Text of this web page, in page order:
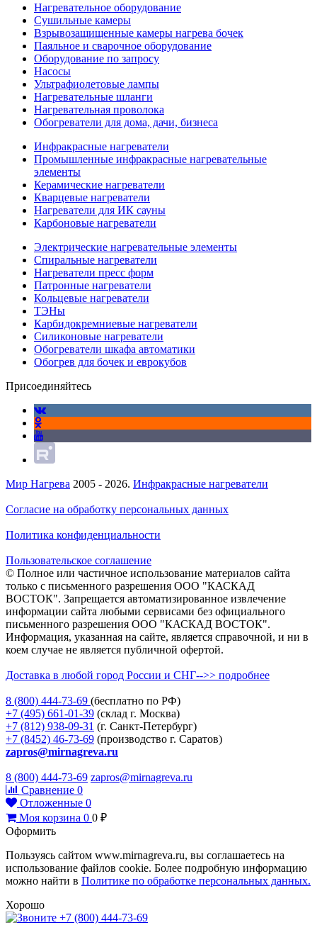
Нагревательное оборудование
Сушильные камеры
Взрывозащищенные камеры нагрева бочек
Паяльное и сварочное оборудование
Оборудование по запросу
Насосы
Ультрафиолетовые лампы
Нагревательные шланги
Нагревательная проволока
Обогреватели для дома, дачи, бизнеса
Инфракрасные нагреватели
Промышленные инфракрасные нагревательные
элементы
Керамические нагреватели
Кварцевые нагреватели
Нагреватели для ИК сауны
Карбоновые нагреватели
Электрические нагревательные элементы
Спиральные нагреватели
Нагреватели пресс форм
Патронные нагреватели
Кольцевые нагреватели
ТЭНы
Карбидокремниевые нагреватели
Силиконовые нагреватели
Обогреватели шкафа автоматики
Обогрев для бочек и еврокубов
Присоединяйтесь
Мир Нагрева 2005 - 2026. Инфракрасные нагреватели
Согласие на обработку персональных данных
Политика конфиденциальности
Пользовательское соглашение
© Полное или частичное использование материалов сайта
только с письменного разрешения ООО "КАСКАД
ВОСТОК". Запрещается автоматизированное извлечение
информации сайта любыми сервисами без официального
письменного разрешения ООО "КАСКАД ВОСТОК".
Информация, указанная на сайте, является справочной, и ни в
коем случае не является публичной офертой.
Доставка в любой город России и СНГ-->> подробнее
8 (800) 444-73-69 (бесплатно по РФ)
+7 (495) 661-01-39 (склад г. Москва)
+7 (812) 938-09-31 (г. Санкт-Петербург)
+7 (8452) 46-73-69 (производство г. Саратов)
zapros@mirnagreva.ru
8 (800) 444-73-69 zapros@mirnagreva.ru
Сравнение 0
Отложенные 0
Моя корзина 0 0 ₽
Оформить
Пользуясь сайтом www.mirnagreva.ru, вы соглашаетесь на
использование файлов cookie. Более подробную информацию
можно найти в Политике по обработке персональных данных.
Хорошо